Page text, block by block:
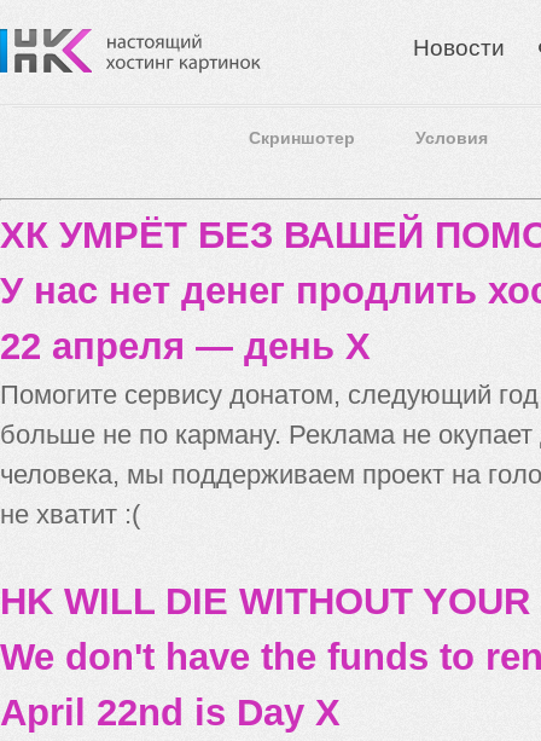
Новости
Скриншотер Условия
ХК УМРЁТ БЕЗ ВАШЕЙ
У нас нет денег продлить
22 апреля — день X
Помогите сервису донатом, следующий
больше не по карману. Реклама не
человека, мы поддерживаем проект на
не хватит :(
HK WILL DIE WITHOUT
We don't have the funds to
April 22nd is Day X